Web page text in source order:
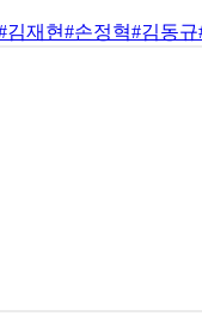
김재현#손정혁#김동규